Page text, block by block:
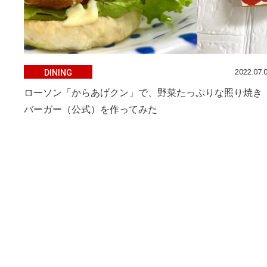
DINING
ローソン「からあげクン」で、野菜たっぷりな照り焼き
バーガー（公式）を作ってみた